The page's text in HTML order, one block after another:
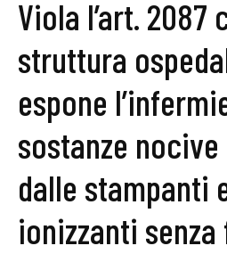
Viola l’art. 2087
struttura
espone
sostanze
dalle stampanti
ionizzanti